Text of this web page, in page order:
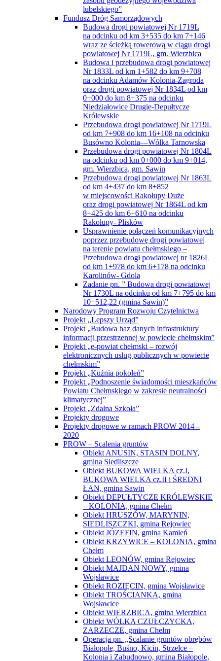
lubelskiego”
Fundusz Dróg Samorządowych
Budowa drogi powiatowej Nr 1719L
na odcinku od km 3+535 do km 7+146
wraz ze ścieżką rowerową w ciągu drogi
powiatowej Nr 1719L, gm. Wierzbica
Budowa i przebudowa drogi powiatowej
Nr 1833L od km 1+582 do km 9+708
na odcinku Adamów Kolonia-Zagroda
oraz drogi powiatowej Nr 1834L od km
0+000 do km 8+375 na odcinku
Niedziałowice Drugie-Depułtycze
Królewskie
Przebudowa drogi powiatowej Nr 1719L
od km 7+908 do km 16+108 na odcinku
Busówno Kolonia—Wólka Tarnowska
Przebudowa drogi powiatowej Nr 1804L
na odcinku od km 0+000 do km 9+014,
gm. Wierzbica, gm. Sawin
Przebudowa drogi powiatowej Nr 1863L
od km 4+437 do km 8+852
w miejscowości Rakołupy Duże
oraz drogi powiatowej Nr 1864L od km
8+425 do km 6+610 na odcinku
Rakołupy- Plisków
Usprawnienie połączeń komunikacyjnych
poprzez przebudowę drogi powiatowej
na terenie powiatu chełmskiego –
Przebudowa drogi powiatowej nr 1826L
od km 1+978 do km 6+178 na odcinku
Karolinów- Gdola
Zadanie pn. ” Budowa drogi powiatowej
Nr 1730L na odcinku od km 7+795 do km
10+512,22 (gmina Sawin)”
Narodowy Program Rozwoju Czytelnictwa
Projekt ,,Lepszy Urząd”
Projekt „Budowa baz danych infrastruktury
informacji przestrzennej w powiecie chełmskim”
Projekt „e-powiat chełmski – rozwój
elektronicznych usług publicznych w powiecie
chełmskim”
Projekt „Kuźnia pokoleń”
Projekt „Podnoszenie świadomości mieszkańców
Powiatu Chełmskiego w zakresie neutralności
klimatycznej”
Projekt „Zdalna Szkoła”
Projekty drogowe
Projekty drogowe w ramach PROW 2014 –
2020
PROW – Scalenia gruntów
Obiekt ANUSIN, STASIN DOLNY,
gmina Siedliszcze
Obiekt BUKOWA WIELKA cz.I,
BUKOWA WIELKA cz.II i ŚREDNI
ŁAN, gmina Sawin
Obiekt DEPUŁTYCZE KRÓLEWSKIE
– KOLONIA, gmina Chełm
Obiekt HRUSZÓW, MARYNIN,
SIEDLISZCZKI, gmina Rejowiec
Obiekt JÓZEFIN, gmina Kamień
Obiekt KRZYWICE – KOLONIA, gmina
Chełm
Obiekt LEONÓW, gmina Rejowiec
Obiekt MAJDAN NOWY, gmina
Wojsławice
Obiekt ROZIĘCIN, gmina Wojsławice
Obiekt TROŚCIANKA, gmina
Wojsławice
Obiekt WIERZBICA, gmina Wierzbica
Obiekt WÓLKA CZUŁCZYCKA,
ZARZECZE, gmina Chełm
Operacja pn. „Scalanie gruntów obrębów
Białopole, Buśno, Kicin, Strzelce –
Kolonia i Zabudnowo, gmina Białopole,